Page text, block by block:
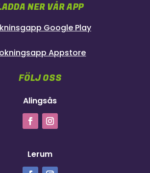
NER VÅR APP
Google Play
Appstore
FÖLJ OSS
Alingsås
Lerum